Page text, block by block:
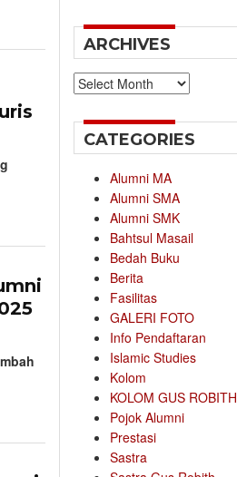
ARCHIVES
Archives
CATEGORIES
Alumni MA
Alumni SMA
Alumni SMK
Bahtsul Masail
Bedah Buku
Berita
Fasilitas
GALERI FOTO
Info Pendaftaran
Islamic Studies
Kolom
KOLOM GUS ROBITH
Pojok Alumni
Prestasi
Sastra